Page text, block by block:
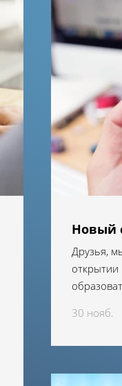
Новый
Друзья,
открытии
30 нояб.